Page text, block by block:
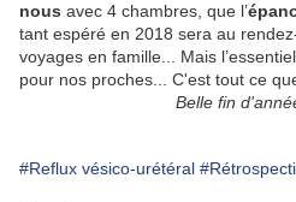
nous avec 4 chambres, que l’
tant espéré en 2018 sera au
voyages en famille... Mais
pour nos proches... C'est tout ce
Belle fin
#Reflux vésico-urétéral